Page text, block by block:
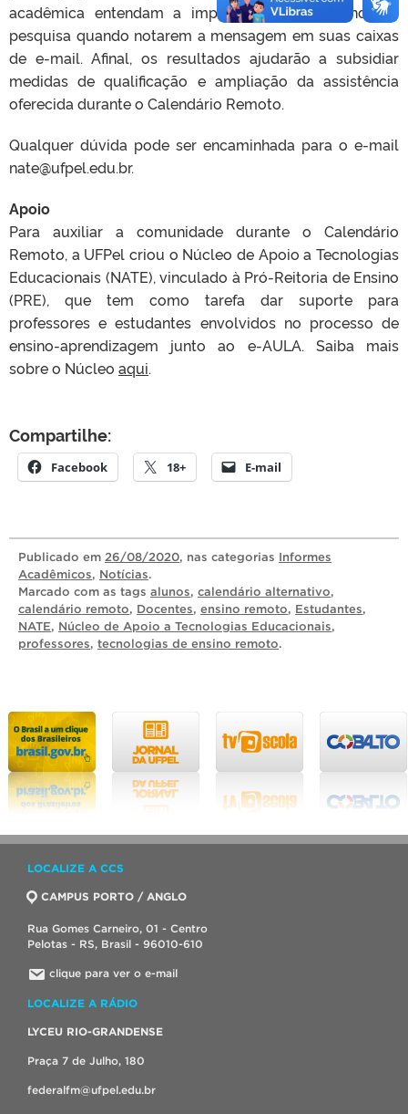
acadêmica entendam a importância de responder a
pesquisa quando notarem a mensagem em suas caixas
de e-mail. Afinal, os resultados ajudarão a subsidiar
medidas de qualificação e ampliação da assistência
oferecida durante o Calendário Remoto.
Qualquer dúvida pode ser encaminhada para o e-mail
nate@ufpel.edu.br.
Apoio
Para auxiliar a comunidade durante o Calendário
Remoto, a UFPel criou o Núcleo de Apoio a Tecnologias
Educacionais (NATE), vinculado à Pró-Reitoria de Ensino
(PRE), que tem como tarefa dar suporte para
professores e estudantes envolvidos no processo de
ensino-aprendizagem junto ao e-AULA. Saiba mais
sobre o Núcleo aqui.
Compartilhe:
Facebook 18+ E-mail
Publicado em 26/08/2020, nas categorias Informes
Acadêmicos, Notícias.
Marcado com as tags alunos, calendário alternativo,
calendário remoto, Docentes, ensino remoto, Estudantes,
NATE, Núcleo de Apoio a Tecnologias Educacionais,
professores, tecnologias de ensino remoto.
LOCALIZE A CCS
CAMPUS PORTO / ANGLO
Rua Gomes Carneiro, 01 - Centro
Pelotas - RS, Brasil - 96010-610
clique para ver o e-mail
LOCALIZE A RÁDIO
LYCEU RIO-GRANDENSE
Praça 7 de Julho, 180
federalfm@ufpel.edu.br